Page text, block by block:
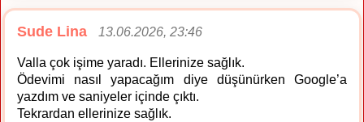
Sude Lina 13.06.2026, 23:46
Valla çok işime yaradı. Ellerinize sağlık.
Ödevimi nasıl yapacağım diye düşünürken Google’a
yazdım ve saniyeler içinde çıktı.
Tekrardan ellerinize sağlık.